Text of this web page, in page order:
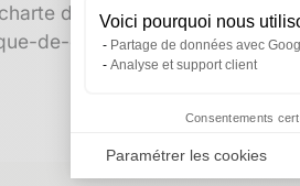
Voici pourquoi nous
Partage de données avec
Analyse et support client
Consentements
Paramétrer les cookies
de données personnelles
de-confidentialite